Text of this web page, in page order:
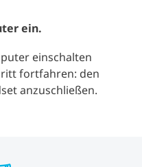
ein.
einschalten
fortfahren: den
anzuschließen.